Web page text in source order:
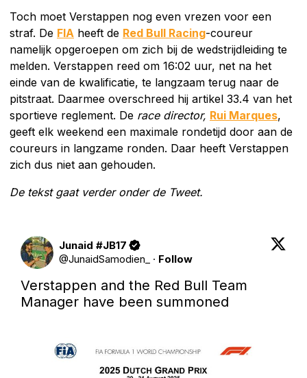
Toch moet Verstappen nog even vrezen voor een
straf. De FIA heeft de Red Bull Racing-coureur
namelijk opgeroepen om zich bij de wedstrijdleiding te
melden. Verstappen reed om 16:02 uur, net na het
einde van de kwalificatie, te langzaam terug naar de
pitstraat. Daarmee overschreed hij artikel 33.4 van het
sportieve reglement. De race director, Rui Marques,
geeft elk weekend een maximale rondetijd door aan de
coureurs in langzame ronden. Daar heeft Verstappen
zich dus niet aan gehouden.
De tekst gaat verder onder de Tweet.
Junaid #JB17
@JunaidSamodien_ · Follow
Verstappen and the Red Bull Team
Manager have been summoned